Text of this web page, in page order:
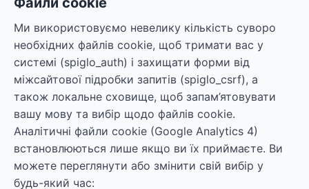
Ми використовуємо невелику кількість суворо
необхідних файлів cookie, щоб тримати вас у
системі (spiglo_auth) і захищати форми від
міжсайтової підробки запитів (spiglo_csrf), а
також локальне сховище, щоб запам’ятовувати
вашу мову та вибір щодо файлів cookie.
Аналітичні файли cookie (Google Analytics 4)
встановлюються лише якщо ви їх приймаєте. Ви
можете переглянути або змінити свій вибір у
будь-який час: